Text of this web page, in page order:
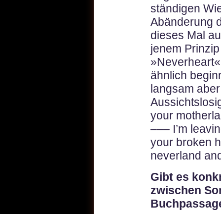
ständigen
Abänderung
dieses Mal
jenem
ähnlich
langsam
your
––– I’m
your broken
neverland
Gibt es
zwischen